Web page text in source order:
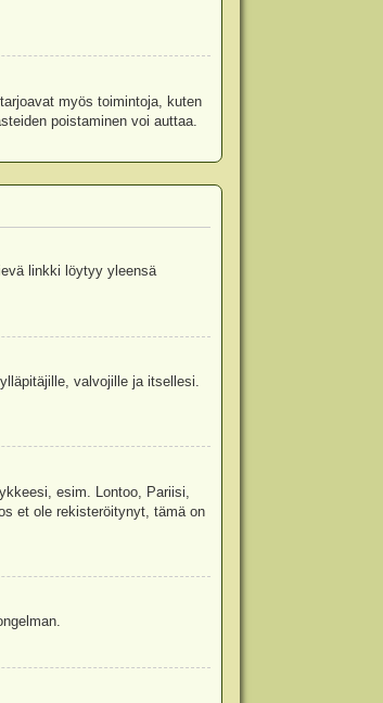
myös toimintoja, kuten
poistaminen voi auttaa.
linkki löytyy yleensä
valvojille ja itsellesi.
esim. Lontoo, Pariisi,
et ole rekisteröitynyt, tämä on